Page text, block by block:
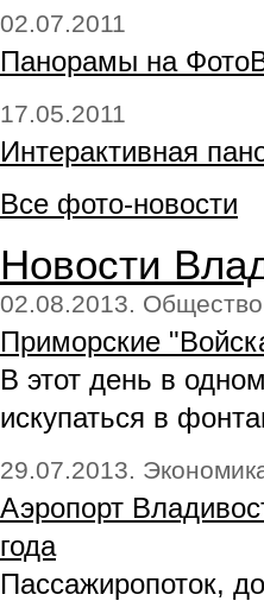
02.07.2011
Панорамы на
17.05.2011
Интерактивная
Все фото-новости
Новости
02.08.2013. Общество
Приморские
В этот день в
искупаться в
29.07.2013.
Аэропорт
года
Пассажиропоток,